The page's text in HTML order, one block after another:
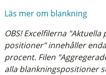
Läs mer om blankning
OBS! Excelfilerna
positioner" innehåller
procent. Filen
alla blankningspositioner